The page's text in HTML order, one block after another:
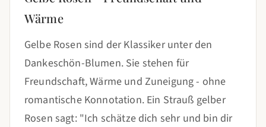
Wärme
Gelbe Rosen sind der Klassiker unter den
Dankeschön-Blumen. Sie stehen für
Freundschaft, Wärme und Zuneigung - ohne
romantische Konnotation. Ein Strauß gelber
Rosen sagt: "Ich schätze dich sehr und bin dir